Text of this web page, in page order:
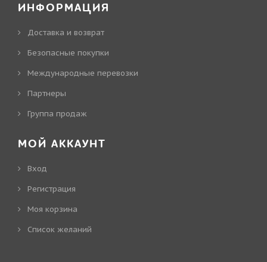
ИНФОРМАЦИЯ
Доставка и возврат
Безопасные покупки
Международные перевозки
Партнеры
Группа продаж
МОЙ АККАУНТ
Вход
Регистрация
Моя корзина
Cписок желаний